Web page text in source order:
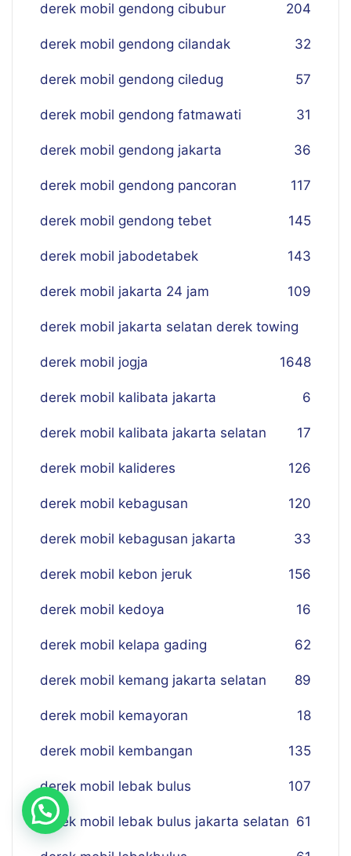
derek mobil gendong cibubur 204
derek mobil gendong cilandak 32
derek mobil gendong ciledug 57
derek mobil gendong fatmawati 31
derek mobil gendong jakarta 36
derek mobil gendong pancoran 117
derek mobil gendong tebet 145
derek mobil jabodetabek 143
derek mobil jakarta 24 jam 109
derek mobil jakarta selatan derek towing
48
derek mobil jogja 16
derek mobil kalibata jakarta 6
derek mobil kalibata jakarta selatan 17
derek mobil kalideres 126
derek mobil kebagusan 120
derek mobil kebagusan jakarta 33
derek mobil kebon jeruk 156
derek mobil kedoya 16
derek mobil kelapa gading 62
derek mobil kemang jakarta selatan 89
derek mobil kemayoran 18
derek mobil kembangan 135
derek mobil lebak bulus 107
derek mobil lebak bulus jakarta selatan 61